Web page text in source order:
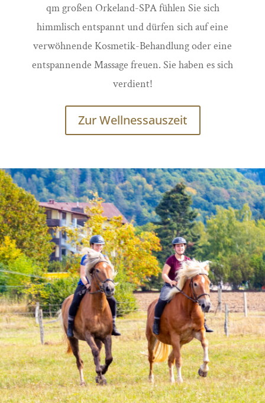
qm großen Orkeland-SPA fühlen Sie sich
himmlisch entspannt und dürfen sich auf eine
verwöhnende Kosmetik-Behandlung oder eine
entspannende Massage freuen. Sie haben es sich
verdient!
Zur Wellnessauszeit